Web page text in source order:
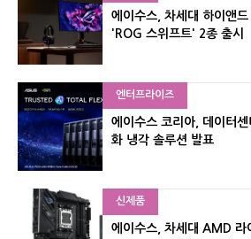
에이수스, 차세대 하이앤
'ROG 스위프트' 2종 출시
엔터프라이즈
에이수스 코리아, 데이터
화 냉각 솔루션 발표
신제품
에이수스, 차세대 AMD 라